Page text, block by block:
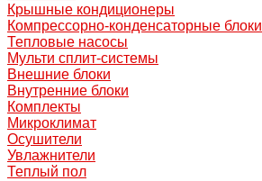
Крышные кондиционеры
Компрессорно-конденсаторные блоки
Тепловые насосы
Мульти сплит-системы
Внешние блоки
Внутренние блоки
Комплекты
Микроклимат
Осушители
Увлажнители
Теплый пол